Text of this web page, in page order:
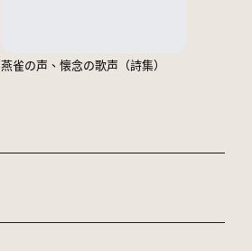
燕雀の声、懐念の歌声（詩集）